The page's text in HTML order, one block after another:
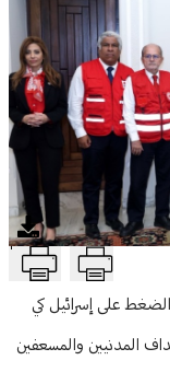
القوانين الدوليةT
على إسرائيل كي
المدنيين والمسعفين